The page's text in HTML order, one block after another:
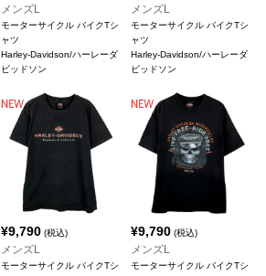
メンズL
モーターサイクル バイクTシ
ャツ
Harley-Davidson/ハーレーダ
ビッドソン
メンズL
モーターサイクル バイクTシ
ャツ
Harley-Davidson/ハーレーダ
ビッドソン
¥9,790(税込)
メンズL
モーターサイクル バイクTシ
¥9,790 (税込)
メンズL
モーターサイクル バイクTシ